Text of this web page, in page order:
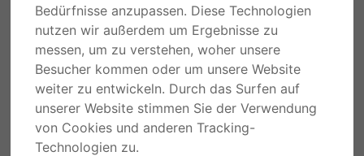
Bedürfnisse anzupassen. Diese Technologien
nutzen wir außerdem um Ergebnisse zu
messen, um zu verstehen, woher unsere
Besucher kommen oder um unsere Website
weiter zu entwickeln. Durch das Surfen auf
unserer Website stimmen Sie der Verwendung
von Cookies und anderen Tracking-
Technologien zu.